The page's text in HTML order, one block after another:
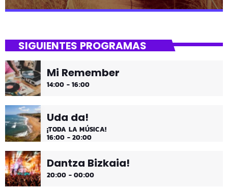
¡Es fin de semana!
¡Música y más música los fines de semana!
SIGUIENTES PROGRAMAS
Mi Remember
14:00 - 16:00
Uda da!
¡TODA LA MÚSICA!
16:00 - 20:00
Dantza Bizkaia!
20:00 - 00:00